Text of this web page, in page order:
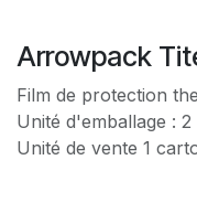
Arrowpack
Film de protection
Unité d'emballage :
Unité de vente 1